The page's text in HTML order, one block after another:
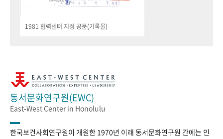
1981 협력센터 지정 공문(기록물)
동서문화연구원(EWC)
East-West Center in Honolulu
한국보건사회연구원이 개원한 1970년 이래 동서문화연구원 간에는 인